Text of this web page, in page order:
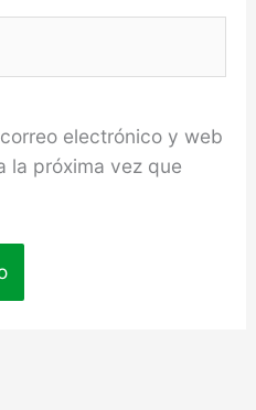
electrónico y web
la próxima vez que